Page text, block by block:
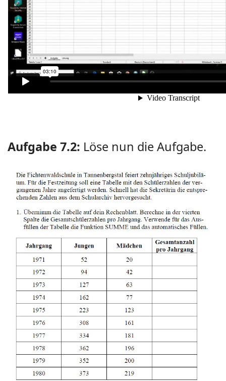
Aufgabe 7.2: Löse nun die Aufgabe.